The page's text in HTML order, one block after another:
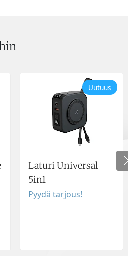
Uutuus
Laturi Universal
5in1
Pyydä tarjous!